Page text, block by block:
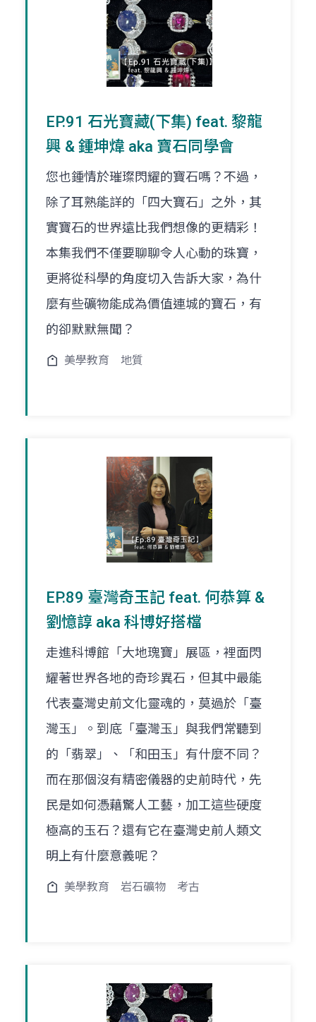
EP.91 石光寶藏(下集) feat. 黎龍
興 & 鍾坤煒 aka 寶石同學會
您也鍾情於璀璨閃耀的寶石嗎？不過，
除了耳熟能詳的「四大寶石」之外，其
實寶石的世界遠比我們想像的更精彩！
本集我們不僅要聊聊令人心動的珠寶，
更將從科學的角度切入告訴大家，為什
麼有些礦物能成為價值連城的寶石，有
的卻默默無聞？
美學教育 地質
EP.89 臺灣奇玉記 feat. 何恭算 &
劉憶諄 aka 科博好搭檔
走進科博館「大地瑰寶」展區，裡面閃
耀著世界各地的奇珍異石，但其中最能
代表臺灣史前文化靈魂的，莫過於「臺
灣玉」。到底「臺灣玉」與我們常聽到
的「翡翠」、「和田玉」有什麼不同？
而在那個沒有精密儀器的史前時代，先
民是如何憑藉驚人工藝，加工這些硬度
極高的玉石？還有它在臺灣史前人類文
明上有什麼意義呢？
美學教育 岩石礦物 考古